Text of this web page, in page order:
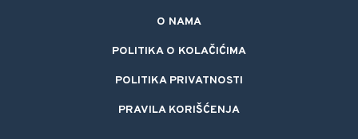
O NAMA
POLITIKA O KOLAČIĆIMA
POLITIKA PRIVATNOSTI
PRAVILA KORIŠĆENJA